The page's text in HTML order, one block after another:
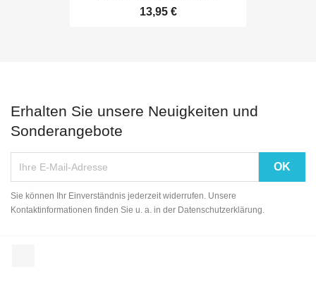
13,95 €
Erhalten Sie unsere Neuigkeiten und
Sonderangebote
Sie können Ihr Einverständnis jederzeit widerrufen. Unsere
Kontaktinformationen finden Sie u. a. in der Datenschutzerklärung.